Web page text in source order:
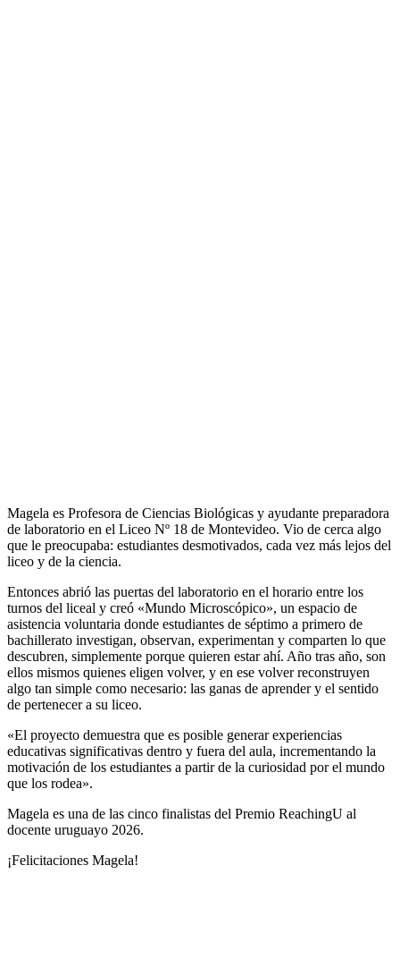
Magela es Profesora de Ciencias Biológicas y ayudante preparadora
de laboratorio en el Liceo Nº 18 de Montevideo. Vio de cerca algo
que le preocupaba: estudiantes desmotivados, cada vez más lejos del
liceo y de la ciencia.
Entonces abrió las puertas del laboratorio en el horario entre los
turnos del liceal y creó «Mundo Microscópico», un espacio de
asistencia voluntaria donde estudiantes de séptimo a primero de
bachillerato investigan, observan, experimentan y comparten lo que
descubren, simplemente porque quieren estar ahí. Año tras año, son
ellos mismos quienes eligen volver, y en ese volver reconstruyen
algo tan simple como necesario: las ganas de aprender y el sentido
de pertenecer a su liceo.
«El proyecto demuestra que es posible generar experiencias
educativas significativas dentro y fuera del aula, incrementando la
motivación de los estudiantes a partir de la curiosidad por el mundo
que los rodea».
Magela es una de las cinco finalistas del Premio ReachingU al
docente uruguayo 2026.
¡Felicitaciones Magela!